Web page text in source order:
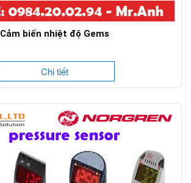
Cảm biến nhiệt độ Gems
Chi tiết